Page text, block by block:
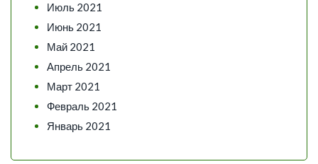
Июль 2021
Июнь 2021
Май 2021
Апрель 2021
Март 2021
Февраль 2021
Январь 2021